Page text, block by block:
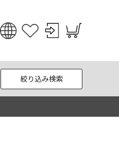
English
한국어
絞り込み検索